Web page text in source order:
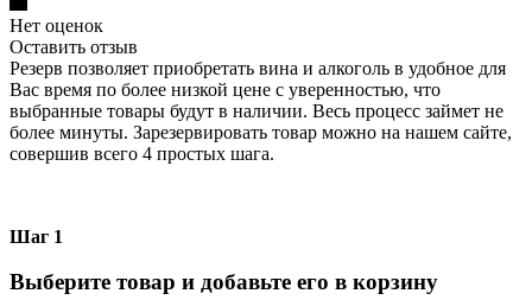
Нет оценок
Оставить отзыв
Резерв позволяет приобретать вина и алкоголь в удобное для
Вас время по более низкой цене с уверенностью, что
выбранные товары будут в наличии. Весь процесс займет не
более минуты. Зарезервировать товар можно на нашем сайте,
совершив всего 4 простых шага.
Шаг 1
Выберите товар и добавьте его в корзину